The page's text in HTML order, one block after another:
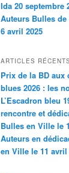
Ida 20 septembre
Auteurs Bulles de
6 avril 2025
ARTICLES
Prix de la BD aux
blues 2026 : les
L’Escadron bleu
rencontre et
Bulles en Ville le
Auteurs en
en Ville le 11 avril